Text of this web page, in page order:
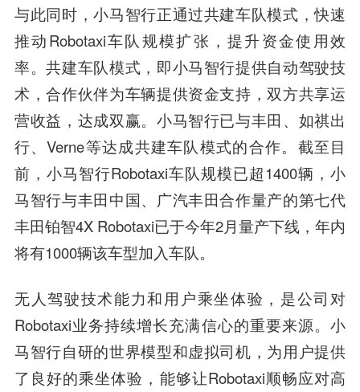
与此同时，小马智行正通过共建车队模式，快速
推动Robotaxi车队规模扩张，提升资金使用效
率。共建车队模式，即小马智行提供自动驾驶技
术，合作伙伴为车辆提供资金支持，双方共享运
营收益，达成双赢。小马智行已与丰田、如祺出
行、Verne等达成共建车队模式的合作。截至目
前，小马智行Robotaxi车队规模已超1400辆，小
马智行与丰田中国、广汽丰田合作量产的第七代
丰田铂智4X Robotaxi已于今年2月量产下线，年内
将有1000辆该车型加入车队。
无人驾驶技术能力和用户乘坐体验，是公司对
Robotaxi业务持续增长充满信心的重要来源。小
马智行自研的世界模型和虚拟司机，为用户提供
了良好的乘坐体验，能够让Robotaxi顺畅应对高